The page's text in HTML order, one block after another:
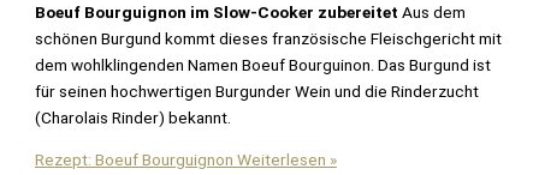
Boeuf Bourguignon im Slow-Cooker zubereitet Aus dem
schönen Burgund kommt dieses französische Fleischgericht mit
dem wohlklingenden Namen Boeuf Bourguinon. Das Burgund ist
für seinen hochwertigen Burgunder Wein und die Rinderzucht
(Charolais Rinder) bekannt.
Rezept: Boeuf Bourguignon Weiterlesen »